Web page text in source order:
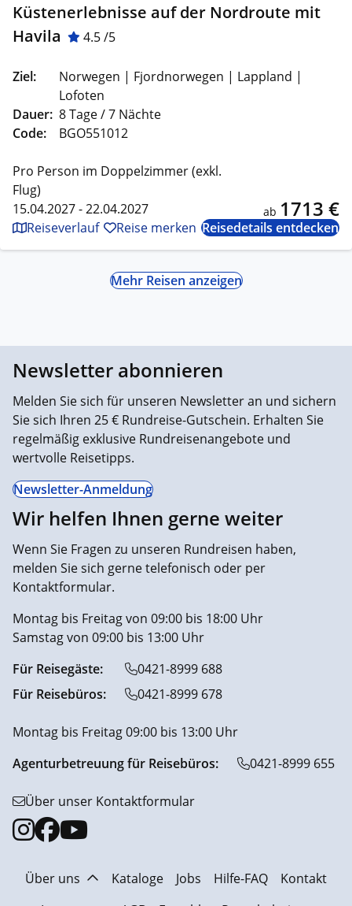
Küstenerlebnisse auf der Nordroute mit
Havila
4.5 /5
Ziel:
Norwegen | Fjordnorwegen | Lappland |
Lofoten
Dauer: 8 Tage / 7 Nächte
Code:
BGO551012
Pro Person im Doppelzimmer (exkl.
Flug)
15.04.2027 - 22.04.2027
ab 1713 €
Reiseverlauf Reise merken Reisedetails entdecken
Mehr Reisen anzeigen
Newsletter abonnieren
Melden Sie sich für unseren Newsletter an und sichern
Sie sich Ihren 25 € Rundreise-Gutschein. Erhalten Sie
regelmäßig exklusive Rundreisenangebote und
wertvolle Reisetipps.
Newsletter-Anmeldung
Wir helfen Ihnen gerne weiter
Wenn Sie Fragen zu unseren Rundreisen haben,
melden Sie sich gerne telefonisch oder per
Kontaktformular.
Montag bis Freitag von 09:00 bis 18:00 Uhr
Samstag von 09:00 bis 13:00 Uhr
Für Reisegäste:
0421-8999 688
Für Reisebüros:
0421-8999 678
Montag bis Freitag 09:00 bis 13:00 Uhr
Agenturbetreuung für Reisebüros:
0421-8999 655
Über unser Kontaktformular
Über uns Kataloge Jobs Hilfe-FAQ
Kontakt